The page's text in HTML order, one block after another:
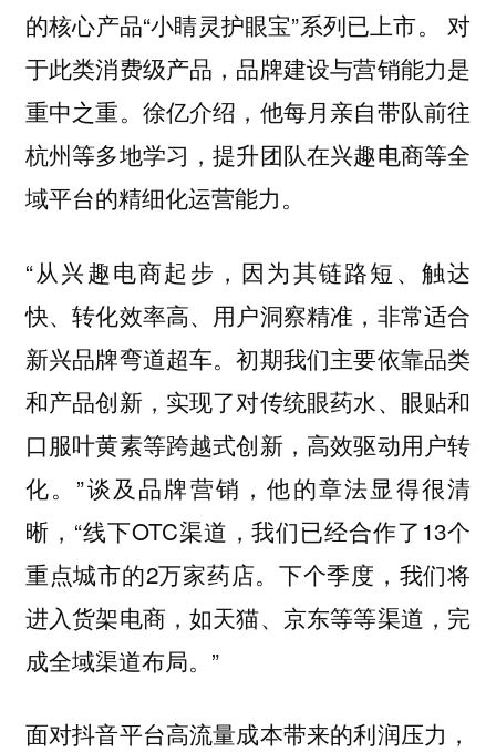
的核心产品“小睛灵护眼宝”系列已上市。 对
于此类消费级产品，品牌建设与营销能力是
重中之重。徐亿介绍，他每月亲自带队前往
杭州等多地学习，提升团队在兴趣电商等全
域平台的精细化运营能力。
“从兴趣电商起步，因为其链路短、触达
快、转化效率高、用户洞察精准，非常适合
新兴品牌弯道超车。初期我们主要依靠品类
和产品创新，实现了对传统眼药水、眼贴和
口服叶黄素等跨越式创新，高效驱动用户转
化。”谈及品牌营销，他的章法显得很清
晰，“线下OTC渠道，我们已经合作了13个
重点城市的2万家药店。下个季度，我们将
进入货架电商，如天猫、京东等等渠道，完
成全域渠道布局。”
面对抖音平台高流量成本带来的利润压力，